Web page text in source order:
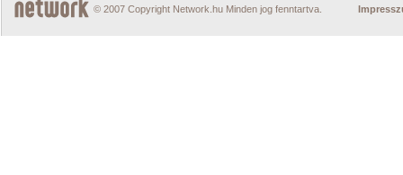
© 2007 Copyright Network.hu Minden jog fenntartva.